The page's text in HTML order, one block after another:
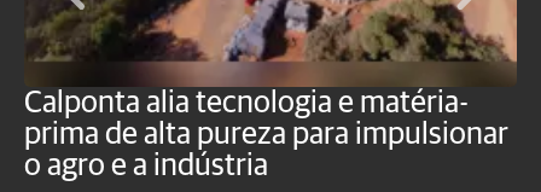
Calponta alia tecnologia e matéria-
prima de alta pureza para impulsionar
o agro e a indústria